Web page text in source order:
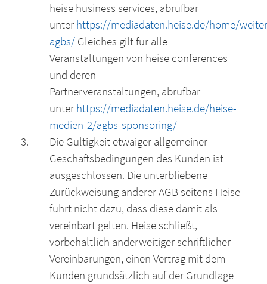
heise husiness services, abrufbar
unter https://mediadaten.heise.de/home/
agbs/ Gleiches gilt für alle
Veranstaltungen von heise conferences
und deren
Partnerveranstaltungen, abrufbar
unter https://mediadaten.heise.de/heise-
medien-2/agbs-sponsoring/
Die Gültigkeit etwaiger allgemeiner
Geschäftsbedingungen des Kunden ist
ausgeschlossen. Die unterbliebene
Zurückweisung anderer AGB seitens Heise
führt nicht dazu, dass diese damit als
vereinbart gelten. Heise schließt,
vorbehaltlich anderweitiger schriftlicher
Vereinbarungen, einen Vertrag mit dem
Kunden grundsätzlich auf der Grundlage